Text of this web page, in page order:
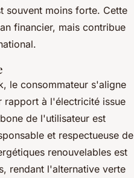
souvent moins forte. Cette
financier, mais contribue
le consommateur s'aligne
rapport à l'électricité issue
de l'utilisateur est
et respectueuse de
renouvelables est
rendant l'alternative verte